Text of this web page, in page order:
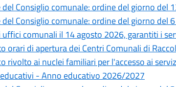
del Consiglio comunale: ordine del giorno del
del Consiglio comunale: ordine del giorno del
uffici comunali il 14 agosto 2026, garantiti i
orari di apertura dei Centri Comunali di
rivolto ai nuclei familiari per l'accesso ai
- Anno educativo 2026/2027